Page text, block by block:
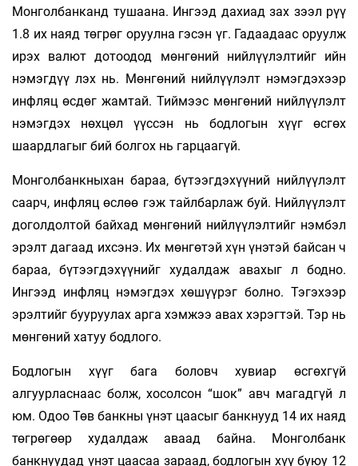
Монголбанканд тушаана. Ингээд дахиад зах зээл рүү
1.8 их наяд төгрөг оруулна гэсэн үг. Гадаадаас оруулж
ирэх валют дотоодод мөнгөний нийлүүлэлтийг ийн
нэмэгдүү­ лэх нь. Мөнгөний нийлүүлэлт нэмэгдэхээр
инфляц өсдөг жамтай. Тиймээс мөнгөний нийлүүлэлт
нэмэгдэх нөхцөл үүссэн нь бодлогын хүүг өсгөх
шаардлагыг бий болгох нь гарцаагүй.
Монголбанкныхан бараа, бүтээгдэхүүний нийлүүлэлт
саарч, инфляц өслөө гэж тайлбарлаж буй. Нийлүүлэлт
доголдолтой байхад мөнгөний нийлүүлэлтийг нэмбэл
эрэлт дагаад ихсэнэ. Их мөнгөтэй хүн үнэтэй байсан ч
бараа, бүтээгдэхүүнийг худалдаж авахыг л бодно.
Ингээд инфляц нэмэгдэх хөшүүрэг болно. Тэгэхээр
эрэлтийг бууруулах арга хэмжээ авах хэрэгтэй. Тэр нь
мөнгөний хатуу бодлого.
Бодлогын хүүг бага боловч хувиар өсгөхгүй
алгуурласнаас болж, хосолсон “шок” авч магадгүй л
юм. Одоо Төв банкны үнэт цаасыг банк­нууд 14 их наяд
төгрөгөөр худалдаж аваад байна. Монголбанк
банкнуудад үнэт цаасаа зараад, бодлогын хүү буюу 12